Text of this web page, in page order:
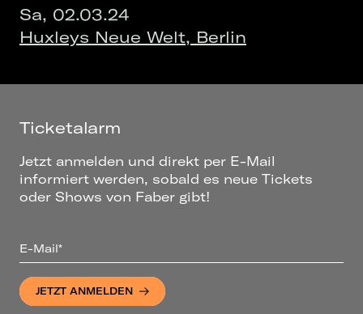
Sa, 02.03.24
Huxleys Neue Welt, Berlin
Ticketalarm
Jetzt anmelden und direkt per E-Mail
informiert werden, sobald es neue Tickets
oder Shows von Faber gibt!
E-Mail*
JETZT ANMELDEN